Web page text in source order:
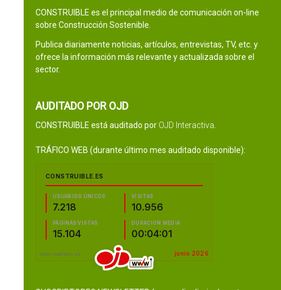
CONSTRUIBLE es el principal medio de comunicación on-line
sobre Construcción Sostenible.
Publica diariamente noticias, artículos, entrevistas, TV, etc. y
ofrece la información más relevante y actualizada sobre el
sector.
AUDITADO POR OJD
CONSTRUIBLE está auditado por OJD Interactiva
TRÁFICO WEB (durante último mes auditado disponible):